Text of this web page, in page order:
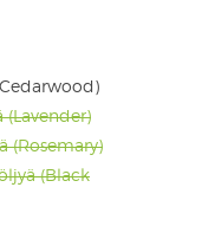
(Rosemary)
(Black